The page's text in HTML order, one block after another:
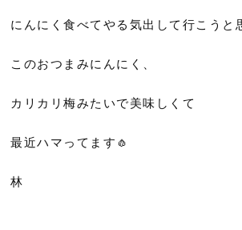
にんにく食べてやる気出して行こうと
このおつまみにんにく、
カリカリ梅みたいで美味しくて
最近ハマってます🧄
林